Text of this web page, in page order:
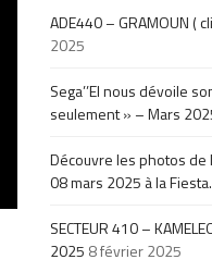
ADE440 – GRAMOUN (
2025
Sega’’El nous dévoile
seulement » – Mars
Découvre les photos de
08 mars 2025 à la Fiesta.
SECTEUR 410 –
2025 8 février 2025